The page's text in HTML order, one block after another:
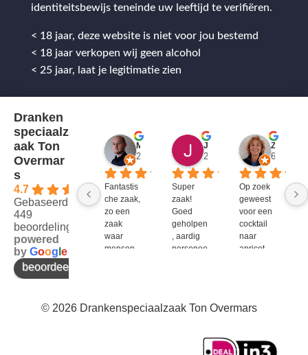
identiteitsbewijs teneinde uw leeftijd te verifiëren.
< 18 jaar, deze website is niet voor jou bestemd
< 18 jaar verkopen wij geen alcohol
< 25 jaar, laat je legitimatie zien
Dranken
speciaalz
aak Ton
Overmar
s
4.7
Gebaseerd op
449
beoordelingen
powered
by Goog e
beoordeel ons op
2 jaar geleden
Fantastis
che zaak,
zo een
zaak
waar
mensen
enthousi
2 jaar geleden
Super
zaak!
Goed
geholpen
, aardig
personee
6 jaar
Op zoek
geweest
voor een
cocktail
naar
apricot
niet te
Ton
© 2026 Drankenspeciaalzaak Ton Overmars